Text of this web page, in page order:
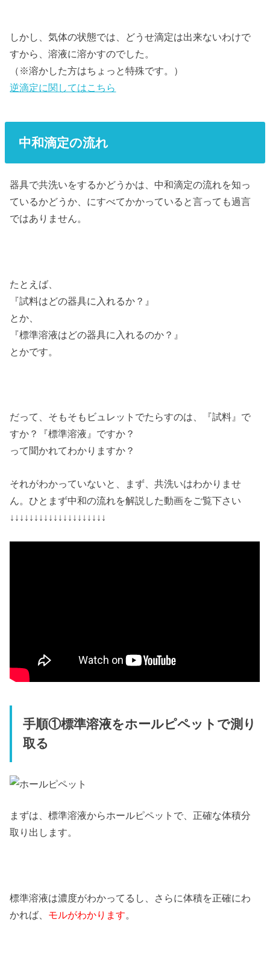
しかし、気体の状態では、どうせ滴定は出来ないわけで
すから、溶液に溶かすのでした。
（※溶かした方はちょっと特殊です。）
逆滴定に関してはこちら
中和滴定の流れ
器具で共洗いをするかどうかは、中和滴定の流れを知っ
ているかどうか、にすべてかかっていると言っても過言
ではありません。
たとえば、
『試料はどの器具に入れるか？』
とか、
『標準溶液はどの器具に入れるのか？』
とかです。
だって、そもそもビュレットでたらすのは、『試料』で
すか？『標準溶液』ですか？
って聞かれてわかりますか？
それがわかっていないと、まず、共洗いはわかりませ
ん。ひとまず中和の流れを解説した動画をご覧下さい
↓↓↓↓↓↓↓↓↓↓↓↓↓↓↓↓↓↓↓↓
手順①標準溶液をホールピペットで測り
取る
まずは、標準溶液からホールピペットで、正確な体積分
取り出します。
標準溶液は濃度がわかってるし、さらに体積を正確にわ
かれば、 モルがわかります。